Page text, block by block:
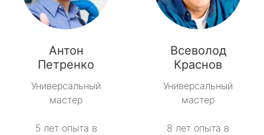
Антон
Петренко
Универсальный
мастер
5 лет опыта в
Всеволод
Краснов
Универсальный
мастер
8 лет опыта в